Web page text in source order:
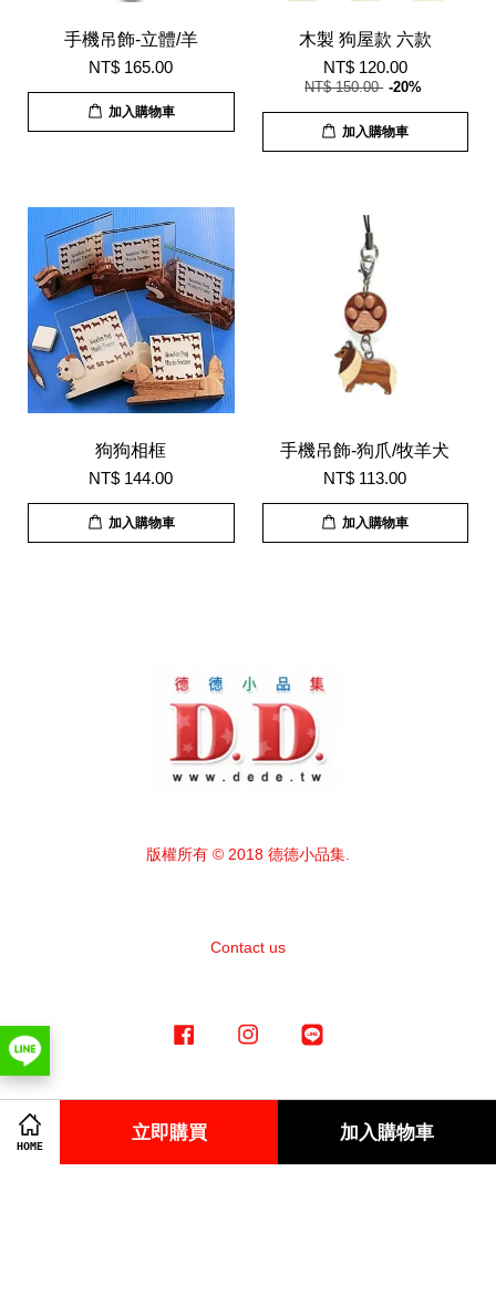
HOME
立即購買 加入購物車
手機吊飾-立體/羊
NT$ 165.00
加入購物車
木製 狗屋款 六款
NT$ 120.00
NT$ 150.00 -20%
加入購物車
狗狗相框
NT$ 144.00
加入購物車
手機吊飾-狗爪/牧羊犬
NT$ 113.00
加入購物車
版權所有 © 2018 德德小品集.
Contact us
Facebook Instagram
American
Express